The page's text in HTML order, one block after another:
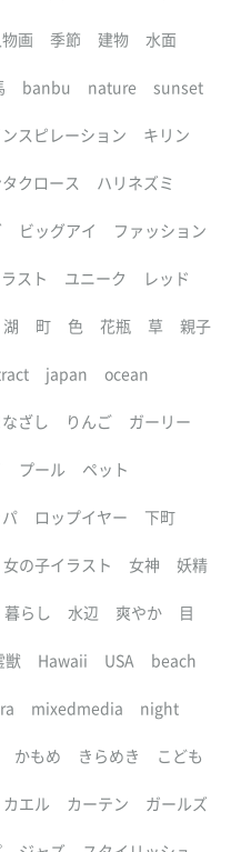
画 季節 建物 水面
banbu nature sunset
スピレーション キリン
クロース ハリネズミ
ビッグアイ ファッション
スト ユニーク レッド
湖 町 色 花瓶 草 親子
japan ocean
ざし りんご ガーリー
プール ペット
ロップイヤー 下町
女の子イラスト 女神 妖精
暮らし 水辺 爽やか 目
獣 Hawaii USA beach
mixedmedia night
かもめ きらめき こども
カエル カーテン ガールズ